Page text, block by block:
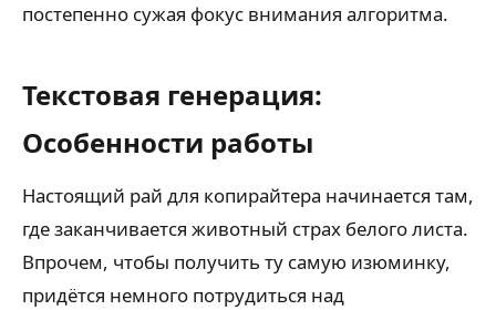
постепенно сужая фокус внимания алгоритма.
Текстовая генерация:
Особенности работы
Настоящий рай для копирайтера начинается там,
где заканчивается животный страх белого листа.
Впрочем, чтобы получить ту самую изюминку,
придётся немного потрудиться над